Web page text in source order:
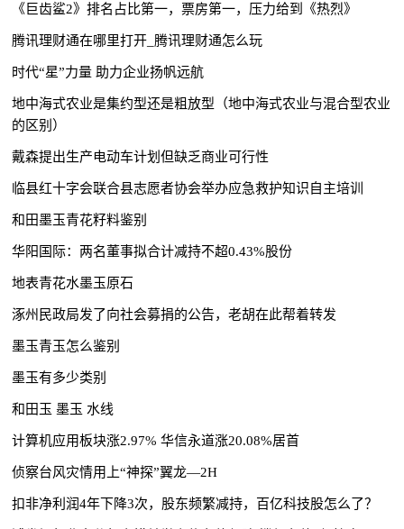
《巨齿鲨2》排名占比第一，票房第一，压力给到《热烈》
腾讯理财通在哪里打开_腾讯理财通怎么玩
时代“星”力量 助力企业扬帆远航
地中海式农业是集约型还是粗放型（地中海式农业与混合型农业
的区别）
戴森提出生产电动车计划但缺乏商业可行性
临县红十字会联合县志愿者协会举办应急救护知识自主培训
和田墨玉青花籽料鉴别
华阳国际：两名董事拟合计减持不超0.43%股份
地表青花水墨玉原石
涿州民政局发了向社会募捐的公告，老胡在此帮着转发
墨玉青玉怎么鉴别
墨玉有多少类别
和田玉 墨玉 水线
计算机应用板块涨2.97% 华信永道涨20.08%居首
侦察台风灾情用上“神探”翼龙—2H
扣非净利润4年下降3次，股东频繁减持，百亿科技股怎么了？